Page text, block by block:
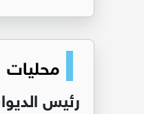
محليات
رئيس